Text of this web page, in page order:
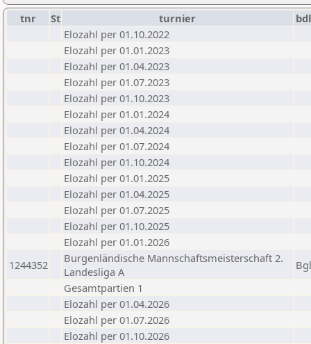
tnr St turnier
Elozahl per 01.10.2022
Elozahl per 01.01.2023
Elozahl per 01.04.2023
Elozahl per 01.07.2023
Elozahl per 01.10.2023
Elozahl per 01.01.2024
Elozahl per 01.04.2024
Elozahl per 01.07.2024
Elozahl per 01.10.2024
Elozahl per 01.01.2025
Elozahl per 01.04.2025
Elozahl per 01.07.2025
Elozahl per 01.10.2025
Elozahl per 01.01.2026
1244352
Burgenländische Mannschaftsmeisterschaft 2.
Landesliga A
Gesamtpartien 1
Elozahl per 01.04.2026
Elozahl per 01.07.2026
Elozahl per 01.10.2026